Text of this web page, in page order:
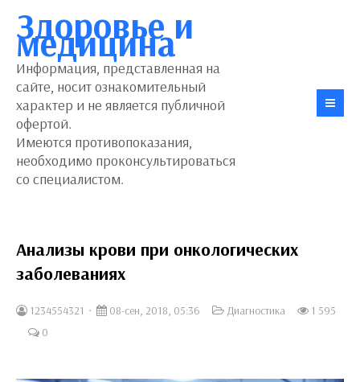
Здоровье и
медицина
Информация, представленная на
сайте, носит ознакомительный
характер и не является публичной
офертой.
Имеются противопоказания,
необходимо проконсультироваться
со специалистом.
Анализы крови при онкологических
заболеваниях
1234554321 08-сен, 2018, 05:36 Диагностика
1 595
0